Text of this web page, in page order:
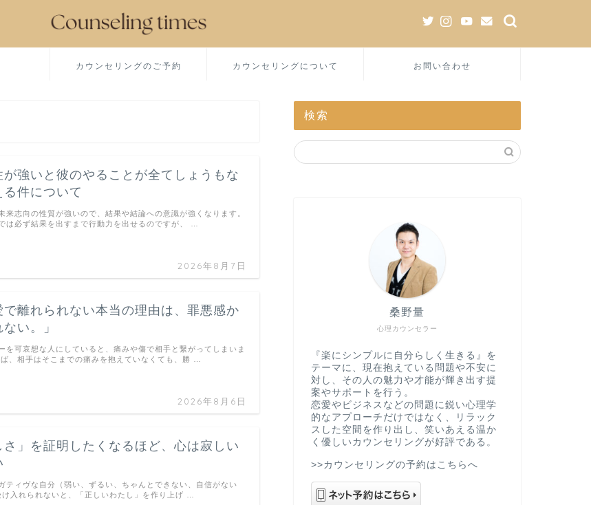
カウンセリングのご予約 カウンセリングについて お問い合わせ
が強いと彼のやることが全てしょうもな
る件について
2026年8月7日
来志向の性質が強いので、結果や結論への意識が強くなります。
は必ず結果を出すまで行動力を出せるのですが、 …
で離れられない本当の理由は、罪悪感か
い。」
2026年8月6日
を可哀想な人にしていると、痛みや傷で相手と繋がってしまいま
、相手はそこまでの痛みを抱えていなくても、勝 …
さ」を証明したくなるほど、心は寂しい
ティヴな自分（弱い、ずるい、ちゃんとできない、自信がない
入れられないと、「正しいわたし」を作り上げ …
検索
心理カウンセラー
桑野量
『楽にシンプルに自分らしく生きる』を
テーマに、現在抱えている問題や不安に
対し、その人の魅力や才能が輝き出す提
案やサポートを行う。
恋愛やビジネスなどの問題に鋭い心理学
的なアプローチだけではなく、リラック
スした空間を作り出し、笑いあえる温か
く優しいカウンセリングが好評である。
>>カウンセリングの予約はこちらへ